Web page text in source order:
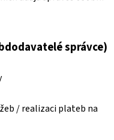
správce)
/ realizaci plateb na